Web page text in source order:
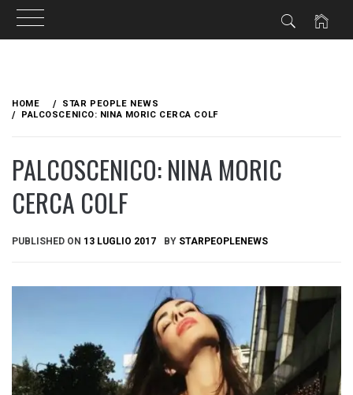
content
HOME
STAR PEOPLE NEWS
PALCOSCENICO: NINA MORIC CERCA COLF
PALCOSCENICO: NINA MORIC
CERCA COLF
PUBLISHED ON 13 LUGLIO 2017 BY STARPEOPLENEWS